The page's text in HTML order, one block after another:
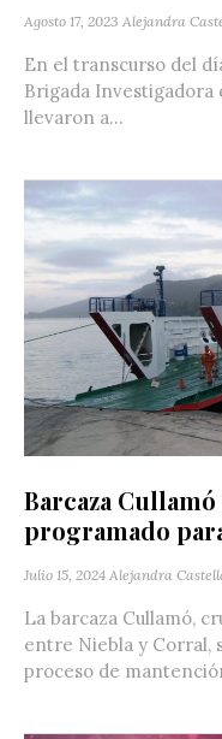
Agosto 17, 2023 Alejandra
En el transcurso del
Brigada Investigadora
llevaron a...
Barcaza
programado
Julio 15, 2024 Alejandra
La barcaza Cullamó,
entre Niebla y Corral,
proceso de